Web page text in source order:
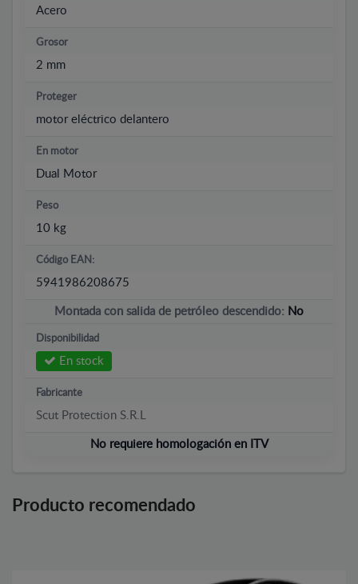
Acero
Grosor
2 mm
Proteger
motor eléctrico delantero
En motor
Dual Motor
Peso
10 kg
Código EAN:
5941986208675
Montada con salida de petróleo descendido: No
Disponibilidad
En stock
Fabricante
Scut Protection S.R.L
No requiere homologación en ITV
Producto recomendado